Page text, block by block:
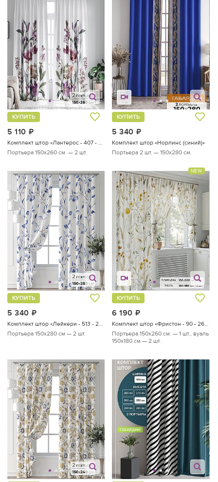
5 110
КУПИТЬ
Портьера 150х260 см. — 2 шт.
5 340
КУПИТЬ
Комплект штор «Норлинс (синий)»
Портьера 2 шт. — 150х280 см.
5 340
КУПИТЬ
Портьера 150х280 см — 2 шт.
NEW
6 190
КУПИТЬ
Портьера 150х260 см. — 1 шт., вуаль
150х180 см — 2 шт.